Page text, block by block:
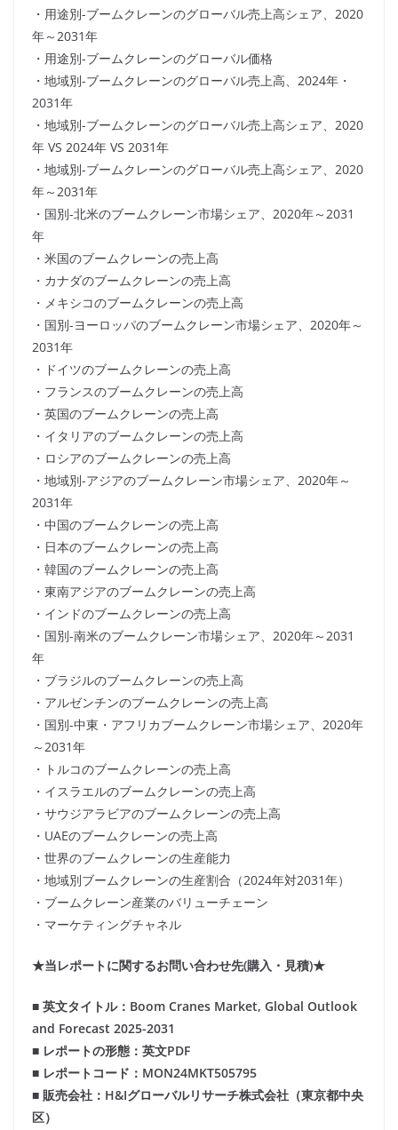
・用途別-ブームクレーンのグローバル売上高シェア、2020
年～2031年
・用途別-ブームクレーンのグローバル価格
・地域別-ブームクレーンのグローバル売上高、2024年・
2031年
・地域別-ブームクレーンのグローバル売上高シェア、2020
年 VS 2024年 VS 2031年
・地域別-ブームクレーンのグローバル売上高シェア、2020
年～2031年
・国別-北米のブームクレーン市場シェア、2020年～2031
年
・米国のブームクレーンの売上高
・カナダのブームクレーンの売上高
・メキシコのブームクレーンの売上高
・国別-ヨーロッパのブームクレーン市場シェア、2020年～
2031年
・ドイツのブームクレーンの売上高
・フランスのブームクレーンの売上高
・英国のブームクレーンの売上高
・イタリアのブームクレーンの売上高
・ロシアのブームクレーンの売上高
・地域別-アジアのブームクレーン市場シェア、2020年～
2031年
・中国のブームクレーンの売上高
・日本のブームクレーンの売上高
・韓国のブームクレーンの売上高
・東南アジアのブームクレーンの売上高
・インドのブームクレーンの売上高
・国別-南米のブームクレーン市場シェア、2020年～2031
年
・ブラジルのブームクレーンの売上高
・アルゼンチンのブームクレーンの売上高
・国別-中東・アフリカブームクレーン市場シェア、2020年
～2031年
・トルコのブームクレーンの売上高
・イスラエルのブームクレーンの売上高
・サウジアラビアのブームクレーンの売上高
・UAEのブームクレーンの売上高
・世界のブームクレーンの生産能力
・地域別ブームクレーンの生産割合（2024年対2031年）
・ブームクレーン産業のバリューチェーン
・マーケティングチャネル
★当レポートに関するお問い合わせ先(購入・見積)★
■ 英文タイトル：Boom Cranes Market, Global Outlook
and Forecast 2025-2031
■ レポートの形態：英文PDF
■ レポートコード：MON24MKT505795
■ 販売会社：H&Iグローバルリサーチ株式会社（東京都中央
区）